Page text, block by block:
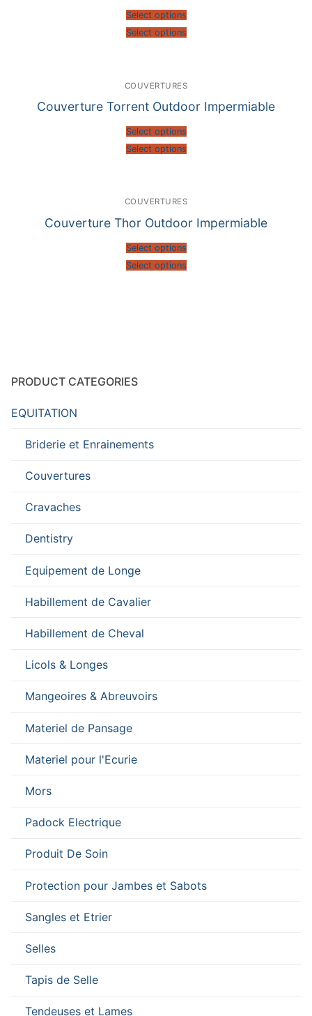
Select options
Select options
COUVERTURES
Couverture Torrent Outdoor Impermiable
Select options
Select options
COUVERTURES
Couverture Thor Outdoor Impermiable
Select options
Select options
PRODUCT CATEGORIES
EQUITATION
Briderie et Enrainements
Couvertures
Cravaches
Dentistry
Equipement de Longe
Habillement de Cavalier
Habillement de Cheval
Licols & Longes
Mangeoires & Abreuvoirs
Materiel de Pansage
Materiel pour l'Ecurie
Mors
Padock Electrique
Produit De Soin
Protection pour Jambes et Sabots
Sangles et Etrier
Selles
Tapis de Selle
Tendeuses et Lames